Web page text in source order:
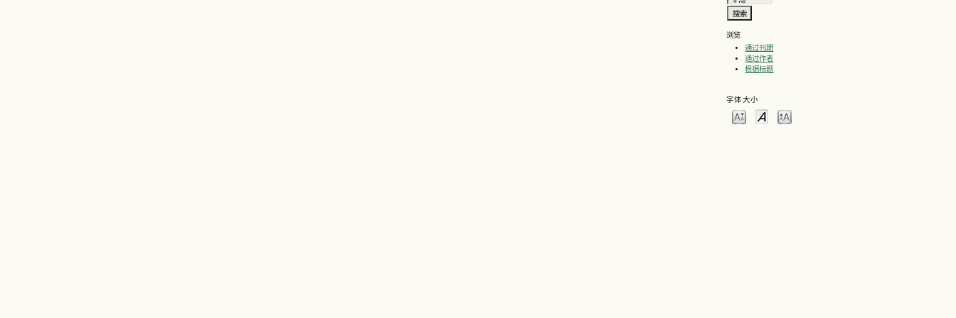
浏览
通过刊期
通过作者
根据标题
字体大小